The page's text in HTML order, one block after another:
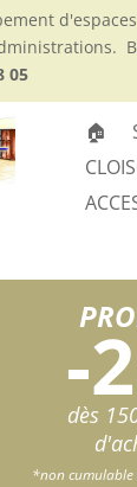
05
🏠
-
dès
*non cumulable